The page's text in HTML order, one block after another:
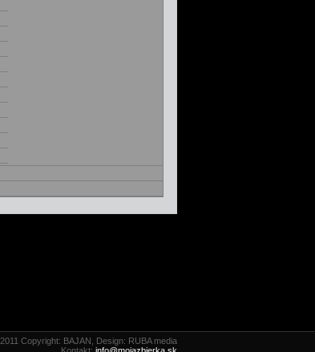
2011 Copyright: BAJAN, Design: RUBA media